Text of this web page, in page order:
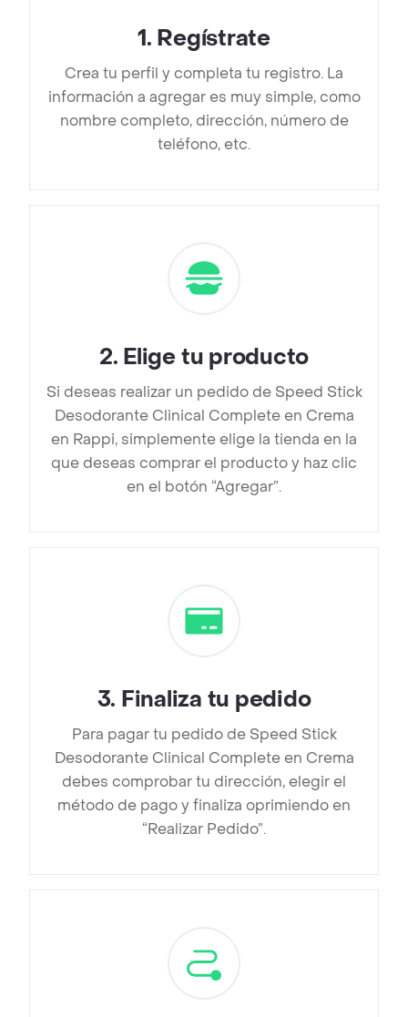
1. Regístrate
Crea tu perfil y completa tu registro. La
información a agregar es muy simple, como
nombre completo, dirección, número de
teléfono, etc.
2. Elige tu producto
Si deseas realizar un pedido de Speed Stick
Desodorante Clinical Complete en Crema
en Rappi, simplemente elige la tienda en la
que deseas comprar el producto y haz clic
en el botón “Agregar”.
3. Finaliza tu pedido
Para pagar tu pedido de Speed Stick
Desodorante Clinical Complete en Crema
debes comprobar tu dirección, elegir el
método de pago y finaliza oprimiendo en
“Realizar Pedido”.